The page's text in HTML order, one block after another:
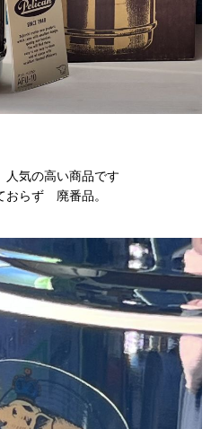
気の高い商品です
おらず 廃番品。